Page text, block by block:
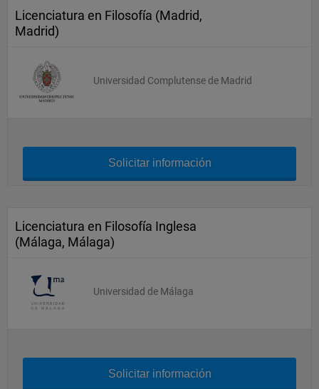
Licenciatura en Filosofía (Madrid,
Madrid)
Universidad Complutense de Madrid
Solicitar información
Licenciatura en Filosofía Inglesa
(Málaga, Málaga)
Universidad de Málaga
Solicitar información